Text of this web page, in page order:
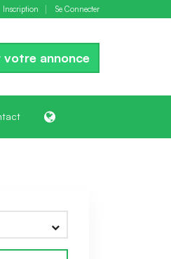
Inscription Se Connecter
votre annonce